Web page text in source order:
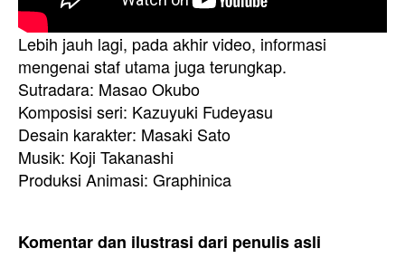
Lebih jauh lagi, pada akhir video, informasi
mengenai staf utama juga terungkap.
Sutradara: Masao Okubo
Komposisi seri: Kazuyuki Fudeyasu
Desain karakter: Masaki Sato
Musik: Koji Takanashi
Produksi Animasi: Graphinica
Komentar dan ilustrasi dari penulis asli